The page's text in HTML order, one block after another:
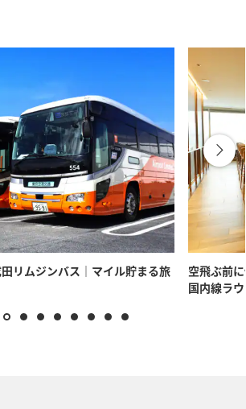
リムジンバス｜マイル貯まる旅
空飛ぶ前
国内線ラ